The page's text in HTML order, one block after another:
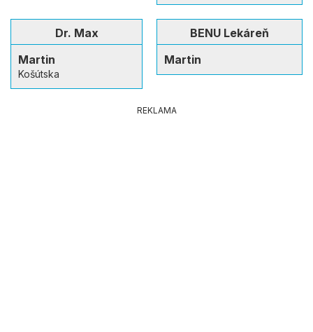
Dr. Max
Martin
Košútska
BENU Lekáreň
Martin
REKLAMA